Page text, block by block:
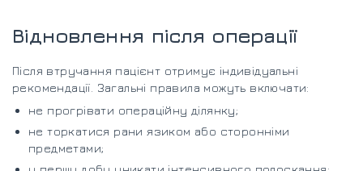
Відновлення після операції
Після втручання пацієнт отримує індивідуальні
рекомендації. Загальні правила можуть включати:
не прогрівати операційну ділянку;
не торкатися рани язиком або сторонніми
предметами;